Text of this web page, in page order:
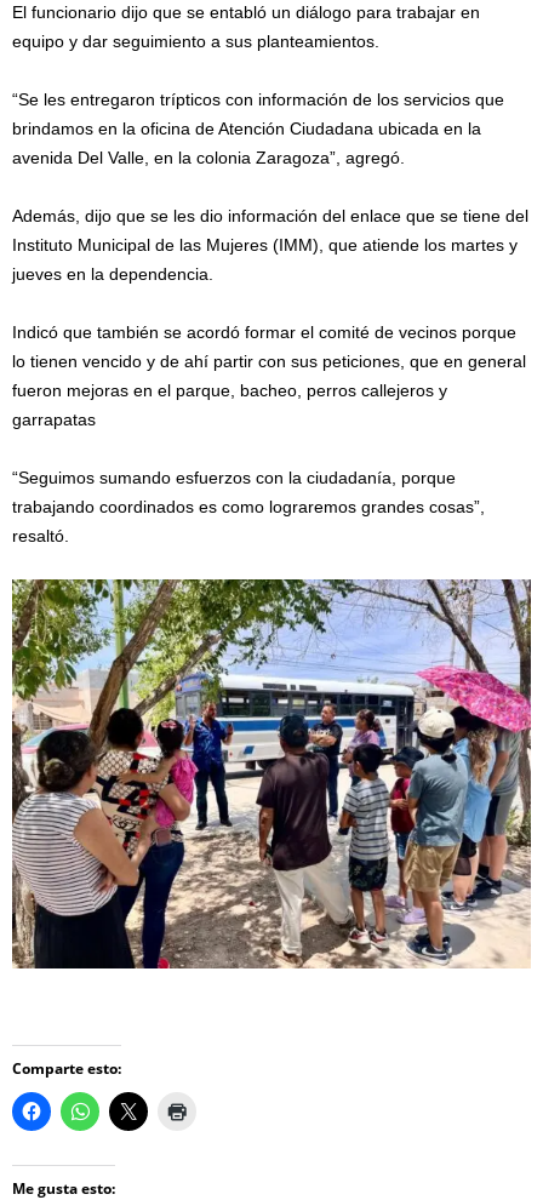
El funcionario dijo que se entabló un diálogo para trabajar en
equipo y dar seguimiento a sus planteamientos.
“Se les entregaron trípticos con información de los servicios que
brindamos en la oficina de Atención Ciudadana ubicada en la
avenida Del Valle, en la colonia Zaragoza”, agregó.
Además, dijo que se les dio información del enlace que se tiene del
Instituto Municipal de las Mujeres (IMM), que atiende los martes y
jueves en la dependencia.
Indicó que también se acordó formar el comité de vecinos porque
lo tienen vencido y de ahí partir con sus peticiones, que en general
fueron mejoras en el parque, bacheo, perros callejeros y
garrapatas
“Seguimos sumando esfuerzos con la ciudadanía, porque
trabajando coordinados es como lograremos grandes cosas”,
resaltó.
Comparte esto:
Me gusta esto: